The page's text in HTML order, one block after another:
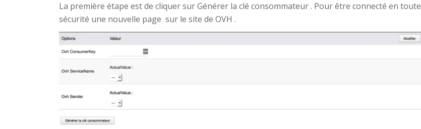
La première étape est de cliquer sur Générer la clé consommateur . Pour être connecté en toute
sécurité une nouvelle page sur le site de OVH .